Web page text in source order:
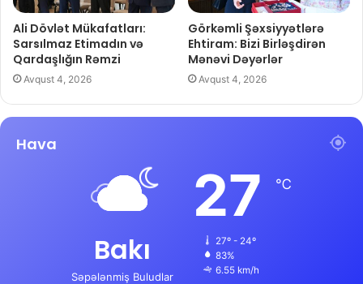
Ali Dövlət Mükafatları:
Sarsılmaz Etimadın və
Qardaşlığın Rəmzi
Avqust 4, 2026
Görkəmli Şəxsiyyətlərə
Ehtiram: Bizi Birləşdirən
Mənəvi Dəyərlər
Avqust 4, 2026
Hava
Bakı
Səpələnmiş Buludlar
27 ℃
27º - 24º
83%
6.55 km/h